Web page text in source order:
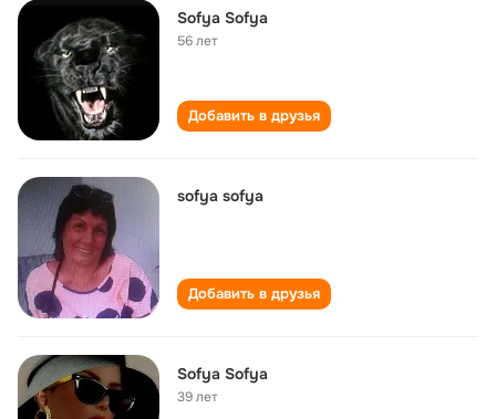
Sofya Sofya
56 лет
Добавить в друзья
sofya sofya
Добавить в друзья
Sofya Sofya
39 лет